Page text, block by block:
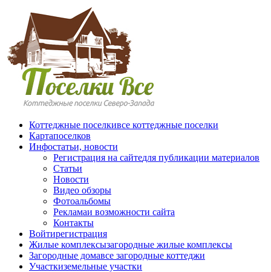
Перейти к основному содержанию
Коттеджные поселкивсе коттеджные поселки
Картапоселков
Инфостатьи, новости
Регистрация на сайтедля публикации материалов
Статьи
Новости
Видео обзоры
Фотоальбомы
Рекламаи возможности сайта
Контакты
Войтирегистрация
Жилые комплексызагородные жилые комплексы
Загородные домавсе загородные коттеджи
Участкиземельные участки